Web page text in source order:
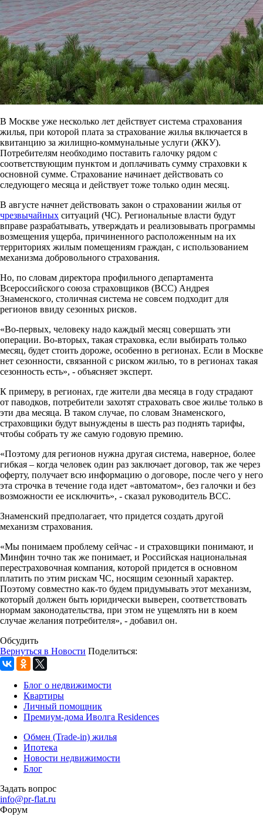
В Москве уже несколько лет действует система страхования
жилья, при которой плата за страхование жилья включается в
квитанцию за жилищно-коммунальные услуги (ЖКУ).
Потребителям необходимо поставить галочку рядом с
соответствующим пунктом и доплачивать сумму страховки к
основной сумме. Страхование начинает действовать со
следующего месяца и действует тоже только один месяц.
В августе начнет действовать закон о страховании жилья от
чрезвычайных ситуаций (ЧС). Региональные власти будут
вправе разрабатывать, утверждать и реализовывать программы
возмещения ущерба, причиненного расположенным на их
территориях жилым помещениям граждан, с использованием
механизма добровольного страхования.
Но, по словам директора профильного департамента
Всероссийского союза страховщиков (ВСС) Андрея
Знаменского, столичная система не совсем подходит для
регионов ввиду сезонных рисков.
«Во-первых, человеку надо каждый месяц совершать эти
операции. Во-вторых, такая страховка, если выбирать только
месяц, будет стоить дороже, особенно в регионах. Если в Москве
нет сезонности, связанной с риском жилью, то в регионах такая
сезонность есть», - объясняет эксперт.
К примеру, в регионах, где жители два месяца в году страдают
от паводков, потребители захотят страховать свое жилье только в
эти два месяца. В таком случае, по словам Знаменского,
страховщики будут вынуждены в шесть раз поднять тарифы,
чтобы собрать ту же самую годовую премию.
«Поэтому для регионов нужна другая система, наверное, более
гибкая – когда человек один раз заключает договор, так же через
оферту, получает всю информацию о договоре, после чего у него
эта строчка в течение года идет «автоматом», без галочки и без
возможности ее исключить», - сказал руководитель ВСС.
Знаменский предполагает, что придется создать другой
механизм страхования.
«Мы понимаем проблему сейчас - и страховщики понимают, и
Минфин точно так же понимает, и Российская национальная
перестраховочная компания, которой придется в основном
платить по этим рискам ЧС, носящим сезонный характер.
Поэтому совместно как-то будем придумывать этот механизм,
который должен быть юридически выверен, соответствовать
нормам законодательства, при этом не ущемлять ни в коем
случае желания потребителя», - добавил он.
Обсудить
Вернуться в Новости Поделиться:
Блог о недвижимости
Квартиры
Личный помощник
Премиум-дома Иволга Residences
Обмен (Trade-in) жилья
Ипотека
Новости недвижимости
Блог
Задать вопрос
info@pr-flat.ru
Форум